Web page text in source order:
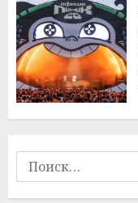
Найти: